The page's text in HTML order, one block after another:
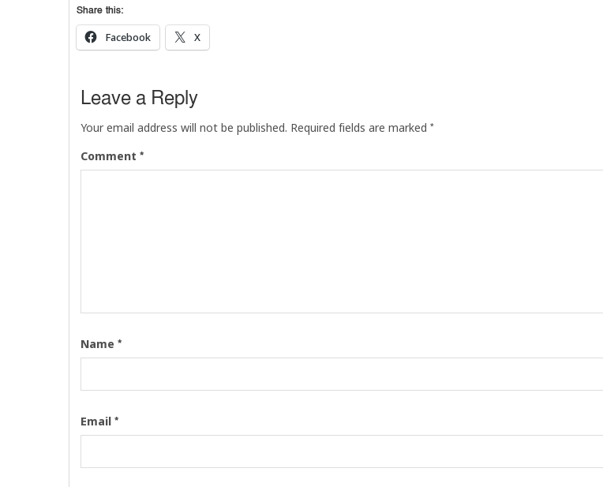
Share this:
Facebook X
Leave a Reply
Your email address will not be published. Required fields are marked *
Comment *
Name *
Email *